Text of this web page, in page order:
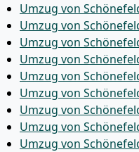
Umzug von
Umzug von
Umzug von
Umzug von
Umzug von
Umzug von
Umzug von
Umzug von
Umzug von